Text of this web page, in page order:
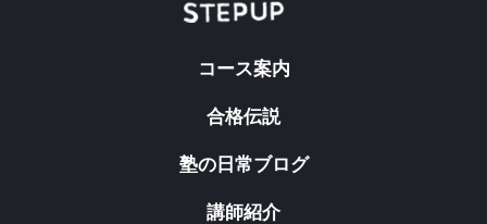
コース案内
合格伝説
塾の日常ブログ
講師紹介